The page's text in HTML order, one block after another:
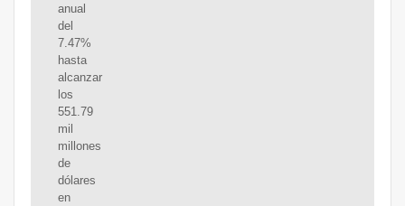
anual
del
7.47%
hasta
alcanzar
los
551.79
mil
millones
de
dólares
en